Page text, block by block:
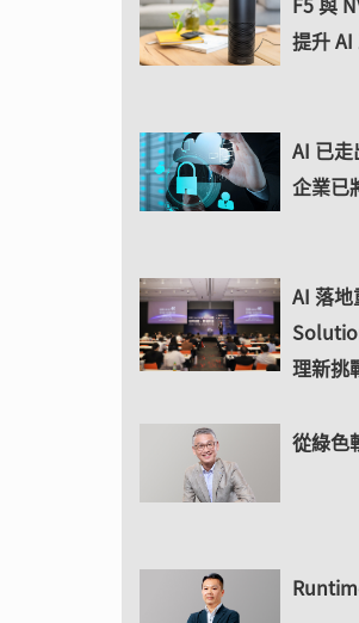
提升
AI 已
企業已
AI 落
理新挑
從綠色